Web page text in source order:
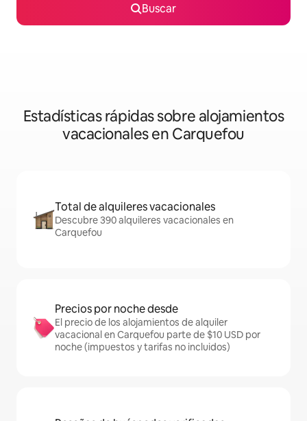
Buscar
Estadísticas rápidas sobre alojamientos
vacacionales en Carquefou
Total de alquileres vacacionales
Descubre 390 alquileres vacacionales en
Carquefou
Precios por noche desde
El precio de los alojamientos de alquiler
vacacional en Carquefou parte de $10 USD por
noche (impuestos y tarifas no incluidos)